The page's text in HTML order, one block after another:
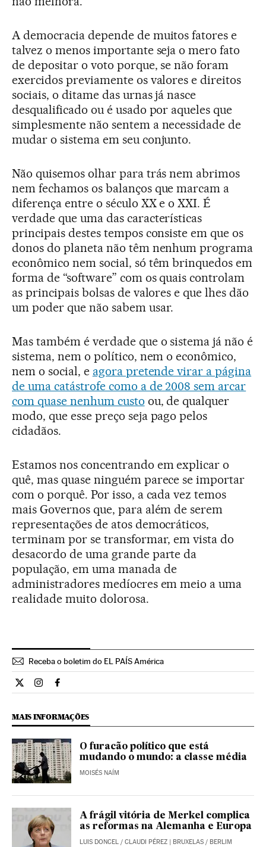
A democracia depende de muitos fatores e
talvez o menos importante seja o mero fato
de depositar o voto porque, se não foram
exercidos previamente os valores e direitos
sociais, o ditame das urnas já nasce
desqualificado ou é usado por aqueles que
simplesmente não sentem a necessidade de
mudar o sistema em seu conjunto.
Não quisemos olhar para trás nem abrimos
nem fechamos os balanços que marcam a
diferença entre o século XX e o XXI. É
verdade que uma das características
principais destes tempos consiste em que os
donos do planeta não têm nenhum programa
econômico nem social, só têm brinquedos em
forma de “software” com os quais controlam
as principais bolsas de valores e que lhes dão
um poder que não sabem usar.
Mas também é verdade que o sistema já não é
sistema, nem o político, nem o econômico,
nem o social, e agora pretende virar a página
de uma catástrofe como a de 2008 sem arcar
com quase nenhum custo ou, de qualquer
modo, que esse preço seja pago pelos
cidadãos.
Estamos nos concentrando em explicar o
quê, mas quase ninguém parece se importar
com o porquê. Por isso, a cada vez temos
mais Governos que, para além de serem
representações de atos democráticos,
terminam por se transformar, em vista do
desacordo de uma grande parte da
população, em uma manada de
administradores medíocres em meio a uma
realidade muito dolorosa.
Receba o boletim do EL PAÍS América
Opiniao El País Brasil en Twitter
Opiniao El País Brasil en Instagram
Opiniao El País Brasil en Facebook
MAIS INFORMAÇÕES
O furacão político que está
mudando o mundo: a classe média
MOISÉS NAÍM
A frágil vitória de Merkel complica
as reformas na Alemanha e Europa
LUIS DONCEL / CLAUDI PÉREZ | BRUXELAS / BERLIM